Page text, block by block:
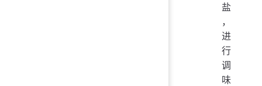
盐
，
进
行
调
味